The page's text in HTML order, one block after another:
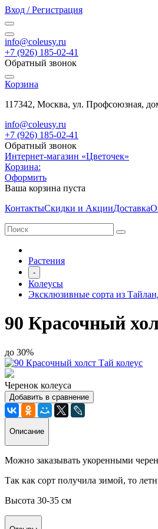
Вход / Регистрация
info@coleusy.ru
+7 (926) 185-02-41
Обратный звонок
Корзина
117342, Москва, ул. Профсоюзная,
info@coleusy.ru
+7 (926) 185-02-41
Обратный звонок
Интернет-магазин «Цветочек»
Корзина:
Оформить
Ваша корзина пуста
КонтактыСкидки и АкцииДоставка
Растения
-
Колеусы
Эксклюзивные сорта из
90 Красочный
до 30%
Черенок колеуса
Добавить в сравнение
Описание
Можно заказывать укоренными
Так как сорт получила зимой, то
Высота 30-35 см